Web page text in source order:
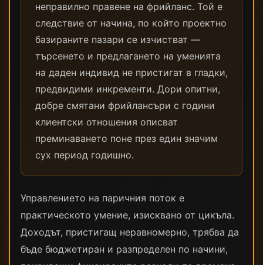
неправилно правене на фрийланс. Той е
следствие от начина, по който проектно
базираните пазари се изчистват —
търсенето и предлагането на уменията
на даден индивид не пристигат в гладки,
предвидими инкременти. Дори опитни,
добре смятани фрийлансъри с години
клиентски отношения описват
преминаването поне през един значим
сух период годишно.
Управлението на паричния поток е
практическото умение, изисквано от цикъла.
Доходът, пристигащ неравномерно, трябва да
бъде бюджетиран и разпределен по начини,